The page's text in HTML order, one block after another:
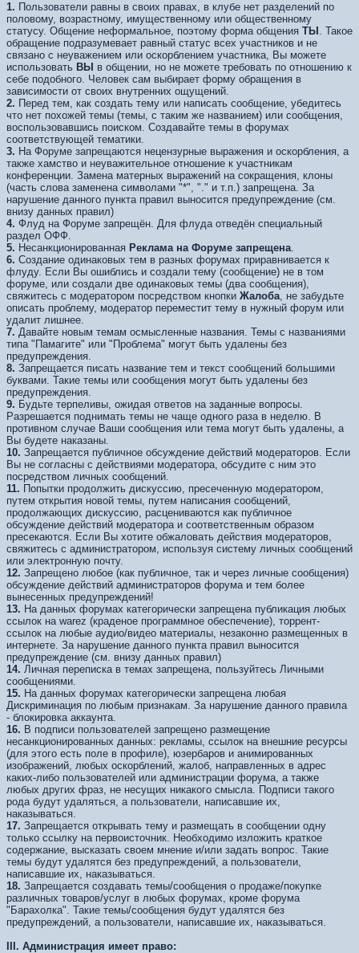
1. Пользователи равны в своих правах, в клубе нет разделений по
половому, возрастному, имущественному или общественному
статусу. Общение неформальное, поэтому форма общения ТЫ . Такое
обращение подразумевает равный статус всех участников и не
связано с неуважением или оскорблением участника, Вы можете
использовать ВЫ в общении, но не можете требовать по отношению к
себе подобного. Человек сам выбирает форму обращения в
зависимости от своих внутренних ощущений.
2. Перед тем, как создать тему или написать сообщение, убедитесь
что нет похожей темы (темы, с таким же названием) или сообщения,
воспользовавшись поиском. Создавайте темы в форумах
соответствующей тематики.
3. На Форуме запрещаются нецензурные выражения и оскорбления, а
также хамство и неуважительное отношение к участникам
конференции. Замена матерных выражений на сокращения, клоны
(часть слова заменена символами "*", "." и т.п.) запрещена. За
нарушение данного пункта правил выносится предупреждение (см.
внизу данных правил)
4. Флуд на Форуме запрещён. Для флуда отведён специальный
раздел ОФФ.
5. Несанкционированная Реклама на Форуме запрещена.
6. Создание одинаковых тем в разных форумах приравнивается к
флуду. Если Вы ошиблись и создали тему (сообщение) не в том
форуме, или создали две одинаковых темы (два сообщения),
свяжитесь с модератором посредством кнопки Жалоба, не забудьте
описать проблему, модератор переместит тему в нужный форум или
удалит лишнее.
7. Давайте новым темам осмысленные названия. Темы с названиями
типа "Памагите" или "Проблема" могут быть удалены без
предупреждения.
8. Запрещается писать название тем и текст сообщений большими
буквами. Такие темы или сообщения могут быть удалены без
предупреждения.
9. Будьте терпеливы, ожидая ответов на заданные вопросы.
Разрешается поднимать темы не чаще одного раза в неделю. В
противном случае Ваши сообщения или тема могут быть удалены, а
Вы будете наказаны.
10. Запрещается публичное обсуждение действий модераторов. Если
Вы не согласны с действиями модератора, обсудите с ним это
посредством личных сообщений.
11. Попытки продолжить дискуссию, пресеченную модератором,
путем открытия новой темы, путем написания сообщений,
продолжающих дискуссию, расцениваются как публичное
обсуждение действий модератора и соответственным образом
пресекаются. Если Вы хотите обжаловать действия модераторов,
свяжитесь с администратором, используя систему личных сообщений
или электронную почту.
12. Запрещено любое (как публичное, так и через личные сообщения)
обсуждение действий администраторов форума и тем более
вынесенных предупреждений!
13. На данных форумах категорически запрещена публикация любых
ссылок на warez (краденое программное обеспечение), торрент-
ссылок на любые аудио/видео материалы, незаконно размещенных в
интернете. За нарушение данного пункта правил выносится
предупреждение (см. внизу данных правил)
14. Личная переписка в темах запрещена, пользуйтесь Личными
сообщениями.
15. На данных форумах категорически запрещена любая
Дискриминация по любым признакам. За нарушение данного правила
- блокировка аккаунта.
16. В подписи пользователей запрещено размещение
несанкционированных данных: рекламы, ссылок на внешние ресурсы
(для этого есть поле в профиле), юзербаров и анимированных
изображений, любых оскорблений, жалоб, направленных в адрес
каких-либо пользователей или администрации форума, а также
любых других фраз, не несущих никакого смысла. Подписи такого
рода будут удаляться, а пользователи, написавшие их,
наказываться.
17. Запрещается открывать тему и размещать в сообщении одну
только ссылку на первоисточник. Необходимо изложить краткое
содержание, высказать своем мнение и/или задать вопрос. Такие
темы будут удалятся без предупреждений, а пользователи,
написавшие их, наказываться.
18. Запрещается создавать темы/сообщения о продаже/покупке
различных товаров/услуг в любых форумах, кроме форума
"Барахолка". Такие темы/сообщения будут удалятся без
предупреждений, а пользователи, написавшие их, наказываться.
III. Администрация имеет право: